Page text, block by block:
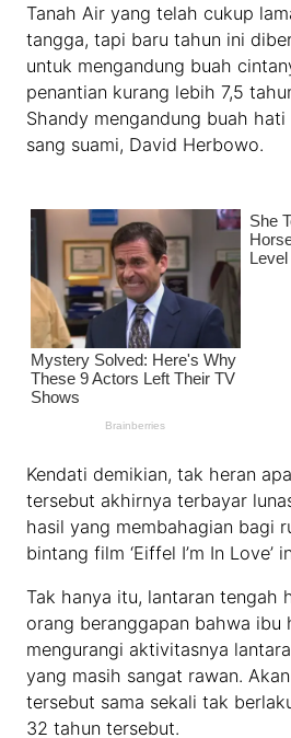
Tanah Air yang telah cukup
tangga, tapi baru tahun ini
untuk mengandung buah
penantian kurang lebih 7,5
Shandy mengandung buah
sang suami, David Herbowo.
Kendati demikian, tak heran
tersebut akhirnya terbayar
hasil yang membahagian bagi
bintang film ‘Eiffel I’m In Love’
Tak hanya itu, lantaran tengah
orang beranggapan bahwa ibu
mengurangi aktivitasnya
yang masih sangat rawan.
tersebut sama sekali tak
32 tahun tersebut.